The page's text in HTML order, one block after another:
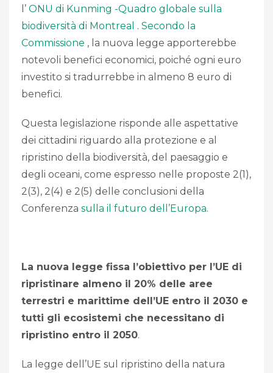
l’ ONU di Kunming -Quadro globale sulla
biodiversità di Montreal . Secondo la
Commissione , la nuova legge apporterebbe
notevoli benefici economici, poiché ogni euro
investito si tradurrebbe in almeno 8 euro di
benefici.
Questa legislazione risponde alle aspettative
dei cittadini riguardo alla protezione e al
ripristino della biodiversità, del paesaggio e
degli oceani, come espresso nelle proposte 2(1),
2(3), 2(4) e 2(5) delle conclusioni della
Conferenza sulla il futuro dell’Europa.
La nuova legge fissa l’obiettivo per l’UE di
ripristinare almeno il 20% delle aree
terrestri e marittime dell’UE entro il 2030 e
tutti gli ecosistemi che necessitano di
ripristino entro il 2050.
La legge dell’UE sul ripristino della natura